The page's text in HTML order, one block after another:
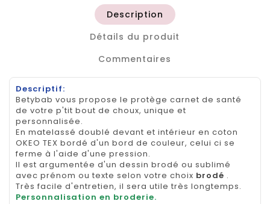
Description
Détails du produit
Commentaires
Descriptif:
Betybab vous propose le protège carnet de santé
de votre p'tit bout de choux, unique et
personnalisée.
En matelassé doublé devant et intérieur en coton
OKEO TEX bordé d'un bord de couleur, celui ci se
ferme à l'aide d'une pression.
Il est argumentée d'un dessin brodé ou sublimé
avec prénom ou texte selon votre choix brodé .
Très facile d'entretien, il sera utile très longtemps.
Personnalisation en broderie.